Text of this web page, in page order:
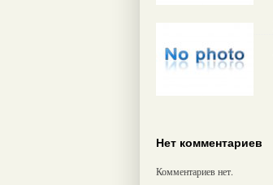
Нет комментариев
Комментариев нет.